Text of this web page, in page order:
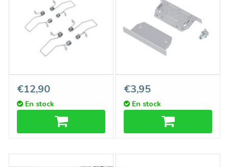
Support type 'LX ' V2 à
ressort – Ensemble de 4 ou
40 pièces
€12,90
En stock
Embouts pour profilé LED
LUMAX503 RS. Ensemble
de deux
€3,95
En stock